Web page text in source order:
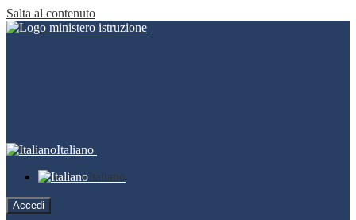
Salta al contenuto
Italiano
Italiano
Accedi